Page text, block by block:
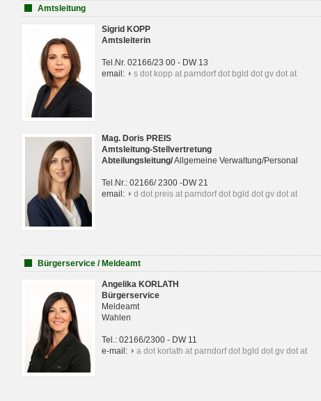
Amtsleitung
Sigrid KOPP
Amtsleiterin
Tel.Nr. 02166/23 00 - DW 13
email:
s dot kopp at parndorf dot bgld dot gv dot at
Mag. Doris PREIS
Amtsleitung-Stellvertretung
Abteilungsleitung/Allgemeine Verwaltung/Personal
Tel.Nr.: 02166/ 2300 -DW 21
email:
d dot preis at parndorf dot bgld dot gv dot at
Bürgerservice / Meldeamt
Angelika KORLATH
Bürgerservice
Meldeamt
Wahlen
Tel.: 02166/2300 - DW 11
e-mail:
a dot korlath at parndorf dot bgld dot gv dot at